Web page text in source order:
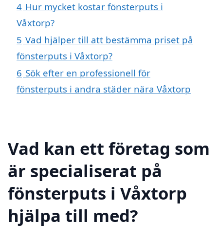
4 Hur mycket kostar fönsterputs i
Våxtorp?
5 Vad hjälper till att bestämma priset på
fönsterputs i Våxtorp?
6 Sök efter en professionell för
fönsterputs i andra städer nära Våxtorp
Vad kan ett företag som
är specialiserat på
fönsterputs i Våxtorp
hjälpa till med?